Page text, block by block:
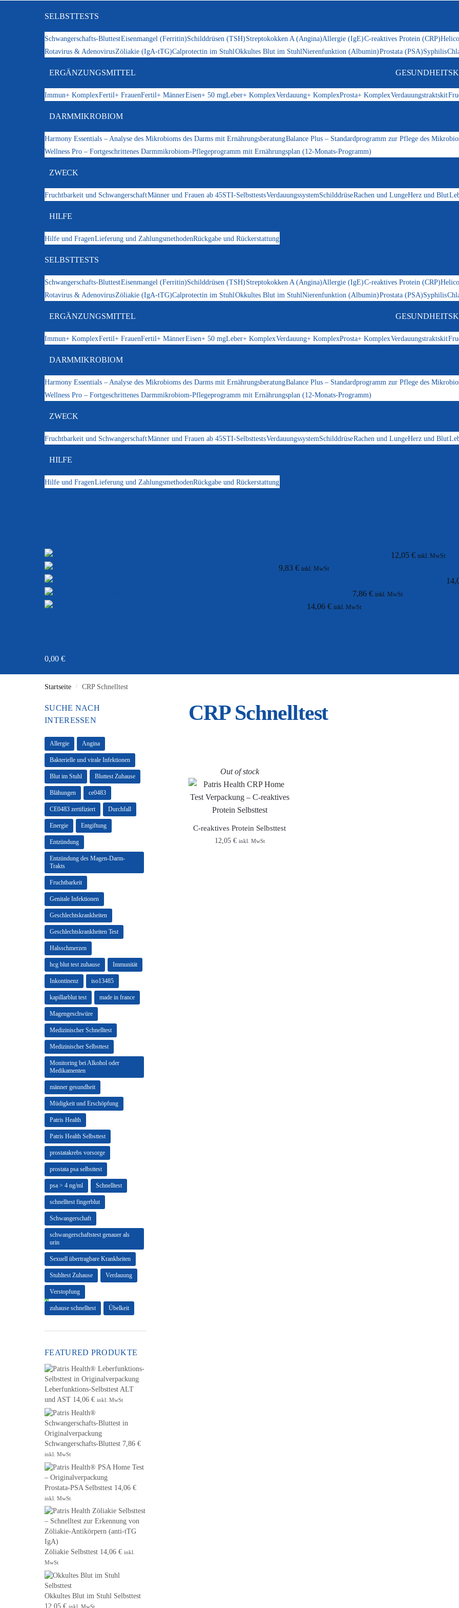
SELBSTTESTS
Schwangerschafts-BluttestEisenmangel (Ferritin)Schilddrüsen (TSH) Streptokokken A (Angina)Allergie (IgE)C-reaktives Protein (CRP)
Rotavirus & AdenovirusZöliakie (IgA-tTG)Calprotectin im StuhlOkkultes Blut im StuhlNierenfunktion (Albumin)Prostata (PSA)Syphilis
ERGÄNZUNGSMITTEL
Immun+ KomplexFertil+ FrauenFertil+ MännerEisen+ 50 mgLeber+ KomplexVerdauung+ KomplexProsta+ KomplexVerdauungstraktskit
DARMMIKROBIOM
Harmony Essentials – Analyse des Mikrobioms des Darms mit ErnährungsberatungBalance Plus – Standardprogramm zur Pflege des
Wellness Pro – Fortgeschrittenes Darmmikrobiom-Pflegeprogramm mit Ernährungsplan (12-Monats-Programm)
ZWECK
Fruchtbarkeit und SchwangerschaftMänner und Frauen ab 45STI-SelbsttestsVerdauungssystemSchilddrüseRachen und LungeHerz und Blut
HILFE
Hilfe und FragenLieferung und ZahlungsmethodenRückgabe und Rückerstattung
SELBSTTESTS
Schwangerschafts-BluttestEisenmangel (Ferritin)Schilddrüsen (TSH) Streptokokken A (Angina)Allergie (IgE)C-reaktives Protein (CRP)
Rotavirus & AdenovirusZöliakie (IgA-tTG)Calprotectin im StuhlOkkultes Blut im StuhlNierenfunktion (Albumin)Prostata (PSA)Syphilis
ERGÄNZUNGSMITTEL
Immun+ KomplexFertil+ FrauenFertil+ MännerEisen+ 50 mgLeber+ KomplexVerdauung+ KomplexProsta+ KomplexVerdauungstraktskit
DARMMIKROBIOM
Harmony Essentials – Analyse des Mikrobioms des Darms mit ErnährungsberatungBalance Plus – Standardprogramm zur Pflege des
Wellness Pro – Fortgeschrittenes Darmmikrobiom-Pflegeprogramm mit Ernährungsplan (12-Monats-Programm)
ZWECK
Fruchtbarkeit und SchwangerschaftMänner und Frauen ab 45STI-SelbsttestsVerdauungssystemSchilddrüseRachen und LungeHerz und Blut
HILFE
Hilfe und FragenLieferung und ZahlungsmethodenRückgabe und Rückerstattung
12,05 € inkl. MwSt
9,83 € inkl. MwSt
7,86 € inkl. MwSt
14,06 € inkl. MwSt
0,00 €
0
Startseite / CRP Schnelltest
CRP Schnelltest
Out of stock
C-reaktives Protein Selbsttest
12,05 € inkl. MwSt
SUCHE NACH
INTERESSEN
Allergie Angina
Bakterielle und virale Infektionen
Blut im Stuhl Bluttest Zuhause
Blähungen ce0483
CE0483 zertifiziert Durchfall
Energie Entgiftung
Entzündung
Entzündung des Magen-Darm-
Trakts
Fruchtbarkeit
Genitale Infektionen
Geschlechtskrankheiten
Geschlechtskrankheiten Test
Halsschmerzen
hcg blut test zuhause Immunität
Inkontinenz iso13485
kapillarblut test made in france
Magengeschwüre
Medizinischer Schnelltest
Medizinischer Selbsttest
Monitoring bei Alkohol oder
Medikamenten
männer gesundheit
Müdigkeit und Erschöpfung
Patris Health
Patris Health Selbsttest
prostatakrebs vorsorge
prostata psa selbsttest
psa > 4 ng/ml Schnelltest
schnelltest fingerblut
Schwangerschaft
schwangerschaftstest genauer als
urin
Sexuell übertragbare Krankheiten
Stuhltest Zuhause Verdauung
Verstopfung
zuhause schnelltest Übelkeit
FEATURED PRODUKTE
Leberfunktions-Selbsttest ALT
und AST 14,06 € inkl. MwSt
Schwangerschafts-Bluttest 7,86 €
inkl. MwSt
Prostata-PSA Selbsttest 14,06 €
inkl. MwSt
Zöliakie Selbsttest 14,06 € inkl.
MwSt
Okkultes Blut im Stuhl Selbsttest
12,05 € inkl. MwSt